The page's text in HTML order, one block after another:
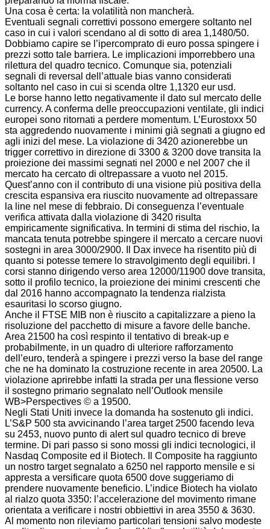
Una cosa è certa: la volatilità non mancherà.
Eventuali segnali correttivi possono emergere soltanto nel
caso in cui i valori scendano al di sotto di area 1,1480/50.
Dobbiamo capire se l’ipercomprato di euro possa spingere i
prezzi sotto tale barriera. Le implicazioni imporrebbero una
rilettura del quadro tecnico. Comunque sia, potenziali
segnali di reversal dell’attuale bias vanno considerati
soltanto nel caso in cui si scenda oltre 1,1320 eur usd.
Le borse hanno letto negativamente il dato sul mercato delle
currency. A conferma delle preoccupazioni ventilate, gli indici
europei sono ritornati a perdere momentum. L’Eurostoxx 50
sta aggredendo nuovamente i minimi già segnati a giugno ed
agli inizi del mese. La violazione di 3420 azionerebbe un
trigger correttivo in direzione di 3300 & 3200 dove transita la
proiezione dei massimi segnati nel 2000 e nel 2007 che il
mercato ha cercato di oltrepassare a vuoto nel 2015.
Quest’anno con il contributo di una visione più positiva della
crescita espansiva era riuscito nuovamente ad oltrepassare
la line nel mese di febbraio. Di conseguenza l’eventuale
verifica attivata dalla violazione di 3420 risulta
empiricamente significativa. In termini di stima del rischio, la
mancata tenuta potrebbe spingere il mercato a cercare nuovi
sostegni in area 3000/2900. Il Dax invece ha risentito più di
quanto si potesse temere lo stravolgimento degli equilibri. I
corsi stanno dirigendo verso area 12000/11900 dove transita,
sotto il profilo tecnico, la proiezione dei minimi crescenti che
dal 2016 hanno accompagnato la tendenza rialzista
esauritasi lo scorso giugno.
Anche il FTSE MIB non è riuscito a capitalizzare a pieno la
risoluzione del pacchetto di misure a favore delle banche.
Area 21500 ha così respinto il tentativo di break-up e
probabilmente, in un quadro di ulteriore rafforzamento
dell’euro, tenderà a spingere i prezzi verso la base del range
che ne ha dominato la costruzione recente in area 20500. La
violazione aprirebbe infatti la strada per una flessione verso
il sostegno primario segnalato nell’Outlook mensile
WB>Perspectives © a 19500.
Negli Stati Uniti invece la domanda ha sostenuto gli indici.
L’S&P 500 sta avvicinando l’area target 2500 facendo leva
su 2453, nuovo punto di alert sul quadro tecnico di breve
termine. Di pari passo si sono mossi gli indici tecnologici, il
Nasdaq Composite ed il Biotech. Il Composite ha raggiunto
un nostro target segnalato a 6250 nel rapporto mensile e si
appresta a versificare quota 6500 dove suggeriamo di
prendere nuovamente beneficio. L’indice Biotech ha violato
al rialzo quota 3350: l’accelerazione del movimento rimane
orientata a verificare i nostri obbiettivi in area 3550 & 3630.
Al momento non rileviamo particolari tensioni salvo modeste